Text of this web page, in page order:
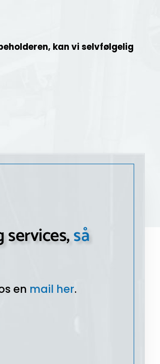
kan vi selvfølgelig
så
en mail her.